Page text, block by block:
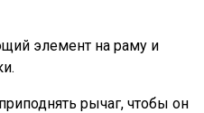
элемент на раму и
рычаг, чтобы он